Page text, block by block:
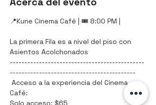
📍Kune Cinema Café | 🎟️ 8:00 PM |
La primera Fila es a nivel del piso con
Asientos Acolchonados
----------------------------------------------
-------------------------------------------
Acceso a la experiencia del Cinema
Café:
Solo acceso: $65